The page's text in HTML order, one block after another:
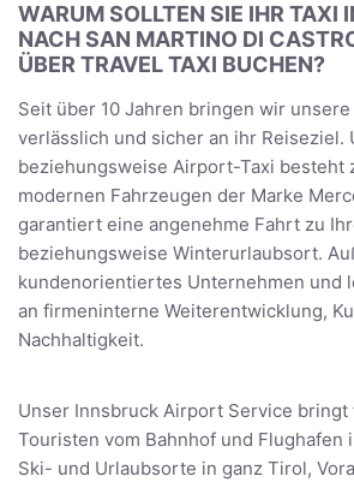
WARUM SOLLTEN SIE IHR TAXI
NACH SAN MARTINO DI
ÜBER TRAVEL TAXI BUCHEN?
Seit über 10 Jahren bringen wir unsere
verlässlich und sicher an ihr Reiseziel.
beziehungsweise Airport-Taxi besteht
modernen Fahrzeugen der Marke
garantiert eine angenehme Fahrt zu
beziehungsweise Winterurlaubsort.
kundenorientiertes Unternehmen und
an firmeninterne Weiterentwicklung,
Nachhaltigkeit.
Unser Innsbruck Airport Service bringt
Touristen vom Bahnhof und Flughafen
Ski- und Urlaubsorte in ganz Tirol,